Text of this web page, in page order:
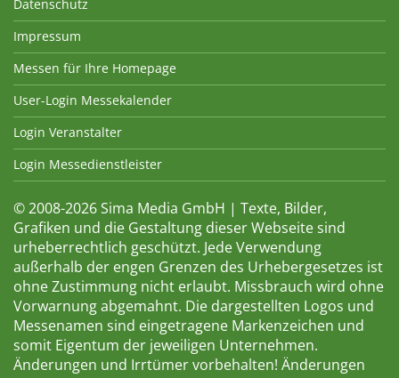
Datenschutz
Impressum
Messen für Ihre Homepage
User-Login Messekalender
Login Veranstalter
Login Messedienstleister
© 2008-2026 Sima Media GmbH | Texte, Bilder,
Grafiken und die Gestaltung dieser Webseite sind
urheberrechtlich geschützt. Jede Verwendung
außerhalb der engen Grenzen des Urhebergesetzes ist
ohne Zustimmung nicht erlaubt. Missbrauch wird ohne
Vorwarnung abgemahnt. Die dargestellten Logos und
Messenamen sind eingetragene Markenzeichen und
somit Eigentum der jeweiligen Unternehmen.
Änderungen und Irrtümer vorbehalten! Änderungen